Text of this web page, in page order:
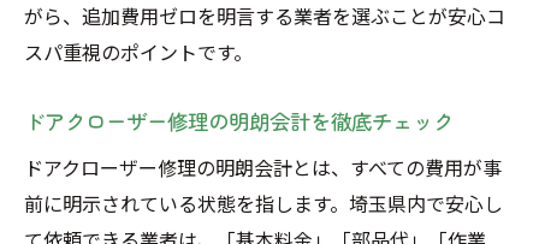
がら、追加費用ゼロを明言する業者を選ぶことが安心コ
スパ重視のポイントです。
ドアクローザー修理の明朗会計を徹底チェック
ドアクローザー修理の明朗会計とは、すべての費用が事
前に明示されている状態を指します。埼玉県内で安心し